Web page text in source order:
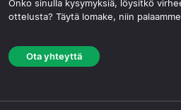
Onko sinulla kysymyksiä, löysitkö
ottelusta? Täytä lomake, niin
Ota yhteyttä